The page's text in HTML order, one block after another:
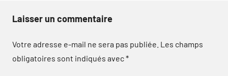
Laisser un commentaire
Votre adresse e-mail ne sera pas publiée. Les champs
obligatoires sont indiqués avec*